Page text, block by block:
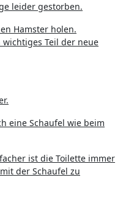
leider gestorben.
Hamster holen.
Teil der neue
eine Schaufel wie beim
ist die Toilette immer
der Schaufel zu